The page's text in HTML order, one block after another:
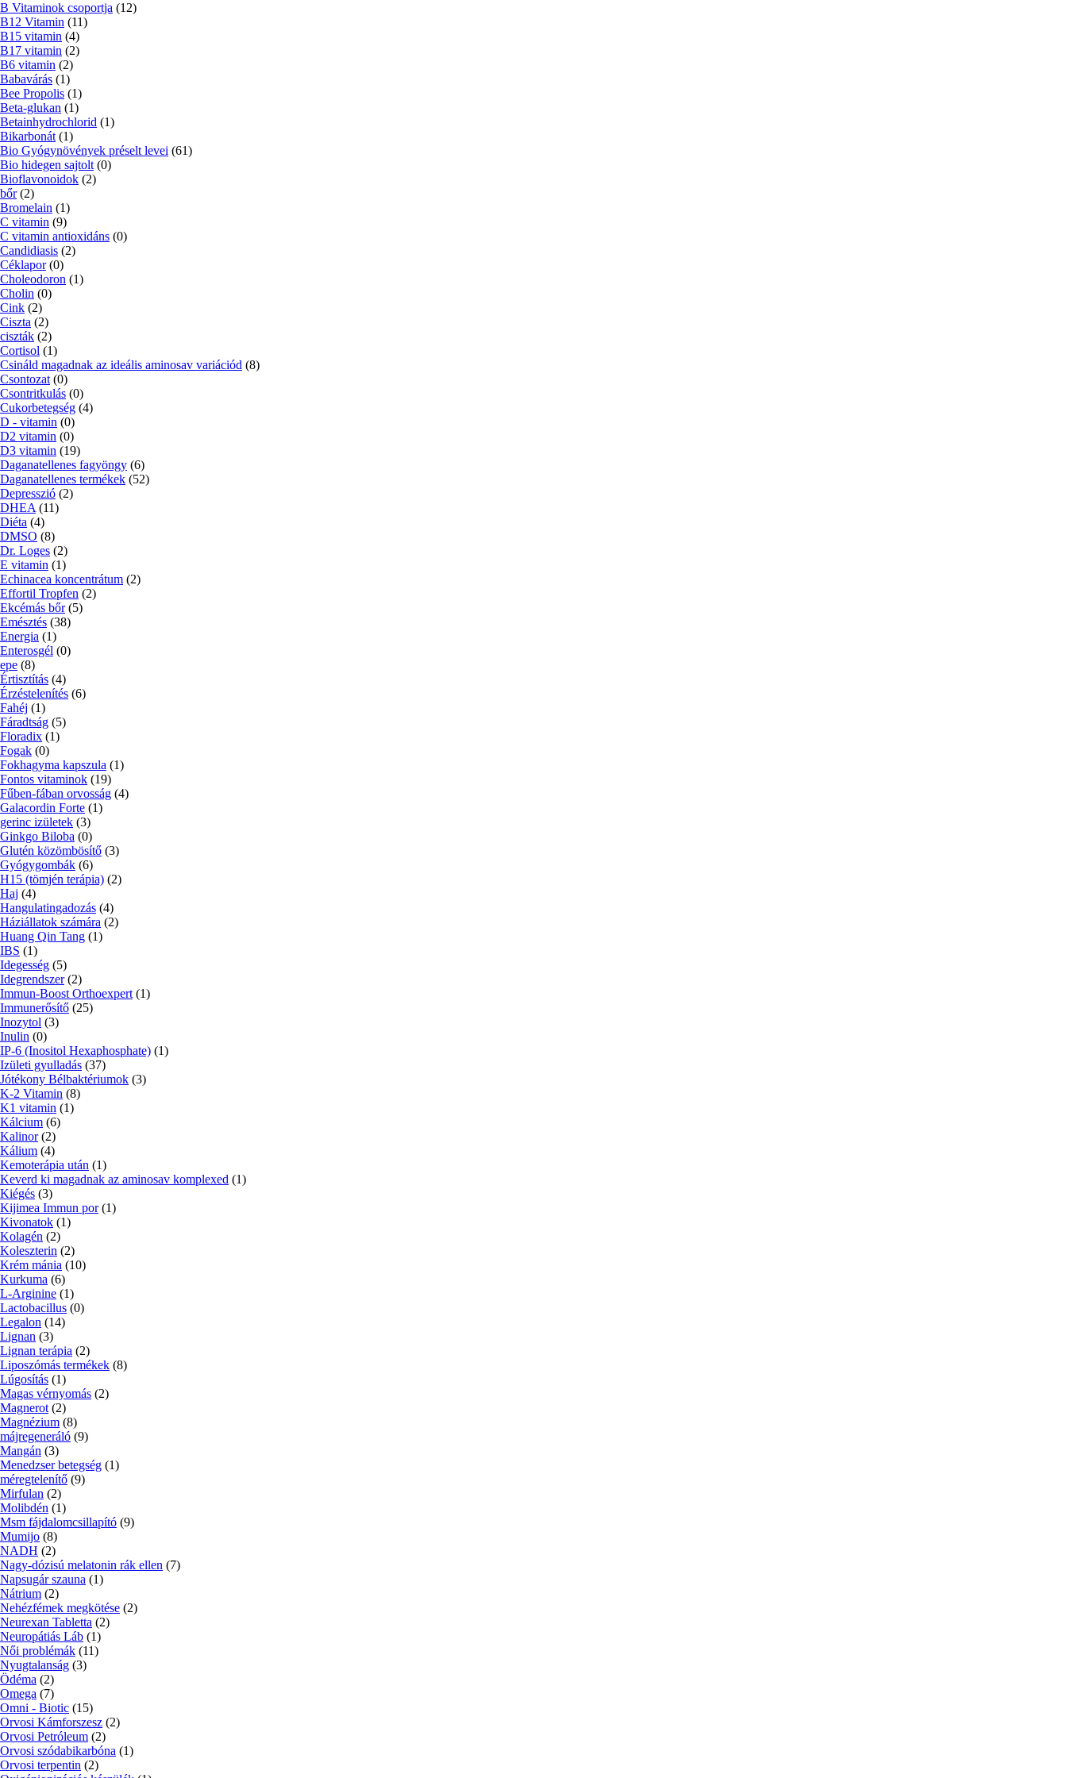
B Vitaminok csoportja (12)
B12 Vitamin (11)
B15 vitamin (4)
B17 vitamin (2)
B6 vitamin (2)
Babavárás (1)
Bee Propolis (1)
Beta-glukan (1)
Betainhydrochlorid (1)
Bikarbonát (1)
Bio Gyógynövények préselt levei (61)
Bio hidegen sajtolt (0)
Bioflavonoidok (2)
bőr (2)
Bromelain (1)
C vitamin (9)
C vitamin antioxidáns (0)
Candidiasis (2)
Céklapor (0)
Choleodoron (1)
Cholin (0)
Cink (2)
Ciszta (2)
ciszták (2)
Cortisol (1)
Csináld magadnak az ideális aminosav variációd (8)
Csontozat (0)
Csontritkulás (0)
Cukorbetegség (4)
D - vitamin (0)
D2 vitamin (0)
D3 vitamin (19)
Daganatellenes fagyöngy (6)
Daganatellenes termékek (52)
Depresszió (2)
DHEA (11)
Diéta (4)
DMSO (8)
Dr. Loges (2)
E vitamin (1)
Echinacea koncentrátum (2)
Effortil Tropfen (2)
Ekcémás bőr (5)
Emésztés (38)
Energia (1)
Enterosgél (0)
epe (8)
Értisztítás (4)
Érzéstelenítés (6)
Fahéj (1)
Fáradtság (5)
Floradix (1)
Fogak (0)
Fokhagyma kapszula (1)
Fontos vitaminok (19)
Fűben-fában orvosság (4)
Galacordin Forte (1)
gerinc izületek (3)
Ginkgo Biloba (0)
Glutén közömbösítő (3)
Gyógygombák (6)
H15 (tömjén terápia) (2)
Haj (4)
Hangulatingadozás (4)
Háziállatok számára (2)
Huang Qin Tang (1)
IBS (1)
Idegesség (5)
Idegrendszer (2)
Immun-Boost Orthoexpert (1)
Immunerősítő (25)
Inozytol (3)
Inulin (0)
IP-6 (Inositol Hexaphosphate) (1)
Izületi gyulladás (37)
Jótékony Bélbaktériumok (3)
K-2 Vitamin (8)
K1 vitamin (1)
Kálcium (6)
Kalinor (2)
Kálium (4)
Kemoterápia után (1)
Keverd ki magadnak az aminosav komplexed (1)
Kiégés (3)
Kijimea Immun por (1)
Kivonatok (1)
Kolagén (2)
Koleszterin (2)
Krém mánia (10)
Kurkuma (6)
L-Arginine (1)
Lactobacillus (0)
Legalon (14)
Lignan (3)
Lignan terápia (2)
Liposzómás termékek (8)
Lúgosítás (1)
Magas vérnyomás (2)
Magnerot (2)
Magnézium (8)
májregeneráló (9)
Mangán (3)
Menedzser betegség (1)
méregtelenítő (9)
Mirfulan (2)
Molibdén (1)
Msm fájdalomcsillapító (9)
Mumijo (8)
NADH (2)
Nagy-dózisú melatonin rák ellen (7)
Napsugár szauna (1)
Nátrium (2)
Nehézfémek megkötése (2)
Neurexan Tabletta (2)
Neuropátiás Láb (1)
Női problémák (11)
Nyugtalanság (3)
Ödéma (2)
Omega (7)
Omni - Biotic (15)
Orvosi Kámforszesz (2)
Orvosi Petróleum (2)
Orvosi szódabikarbóna (1)
Orvosi terpentin (2)